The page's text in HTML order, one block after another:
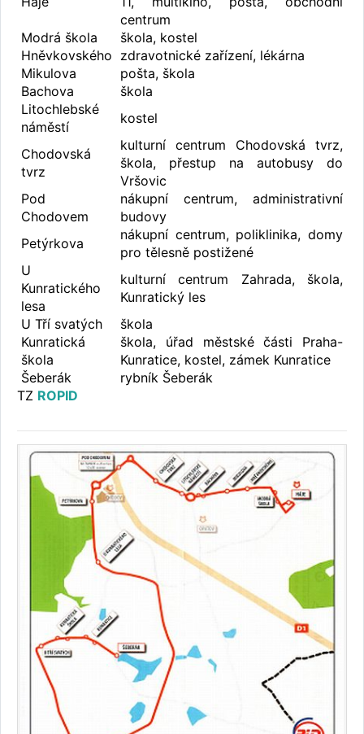
centrum
Modrá škola
škola, kostel
Hněvkovského zdravotnické zařízení, lékárna
Mikulova
pošta, škola
Bachova
škola
Litochlebské
náměstí
kostel
Chodovská
tvrz
kulturní centrum Chodovská tvrz,
škola, přestup na autobusy do
Vršovic
Pod
Chodovem
nákupní centrum, administrativní
budovy
Petýrkova
nákupní centrum, poliklinika, domy
pro tělesně postižené
U
Kunratického
lesa
kulturní centrum Zahrada, škola,
Kunratický les
U Tří svatých
škola
Kunratická
škola
škola, úřad městské části Praha-
Kunratice, kostel, zámek Kunratice
Šeberák
rybník Šeberák
TZ ROPID